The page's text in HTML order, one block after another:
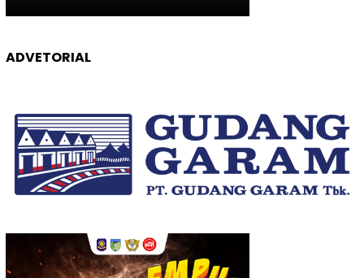
ADVETORIAL